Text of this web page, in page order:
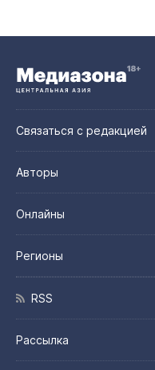
Связаться с редакцией
Авторы
Онлайны
Регионы
RSS
Рассылка